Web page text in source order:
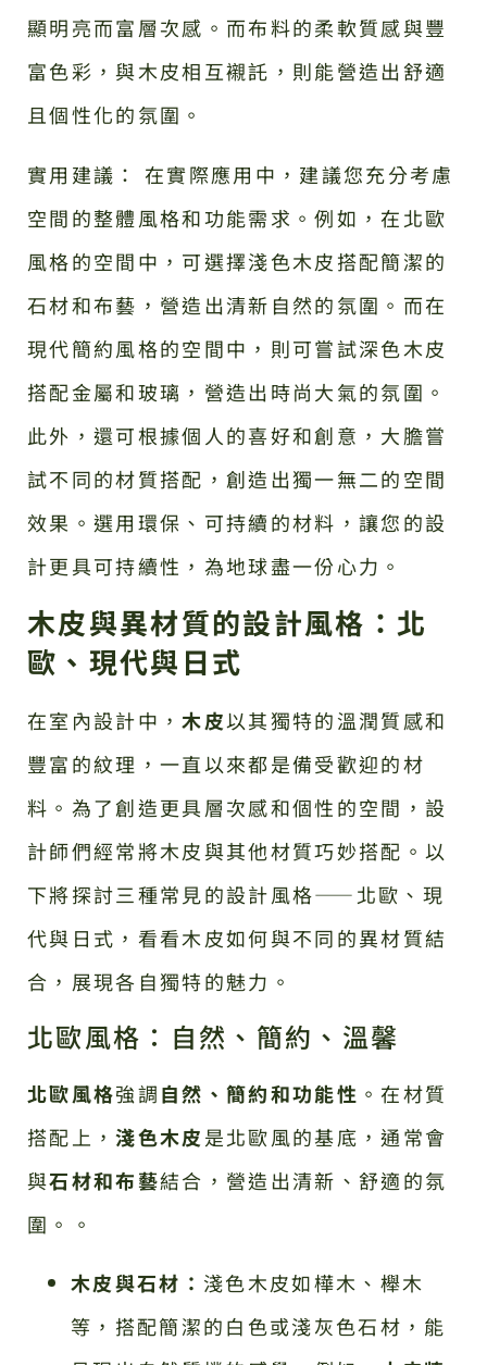
顯明亮而富層次感。而布料的柔軟質感與豐
富色彩，與木皮相互襯託，則能營造出舒適
且個性化的氛圍。
實用建議： 在實際應用中，建議您充分考慮
空間的整體風格和功能需求。例如，在北歐
風格的空間中，可選擇淺色木皮搭配簡潔的
石材和布藝，營造出清新自然的氛圍。而在
現代簡約風格的空間中，則可嘗試深色木皮
搭配金屬和玻璃，營造出時尚大氣的氛圍。
此外，還可根據個人的喜好和創意，大膽嘗
試不同的材質搭配，創造出獨一無二的空間
效果。選用環保、可持續的材料，讓您的設
計更具可持續性，為地球盡一份心力。
木皮與異材質的設計風格：北
歐、現代與日式
在室內設計中，木皮以其獨特的溫潤質感和
豐富的紋理，一直以來都是備受歡迎的材
料。為了創造更具層次感和個性的空間，設
計師們經常將木皮與其他材質巧妙搭配。以
下將探討三種常見的設計風格——北歐、現
代與日式，看看木皮如何與不同的異材質結
合，展現各自獨特的魅力。
北歐風格：自然、簡約、溫馨
北歐風格強調自然、簡約和功能性 。在材質
搭配上，淺色木皮是北歐風的基底，通常會
與石材和布藝結合，營造出清新、舒適的氛
圍。。
木皮與石材： 淺色木皮如樺木、櫸木
等，搭配簡潔的白色或淺灰色石材，能